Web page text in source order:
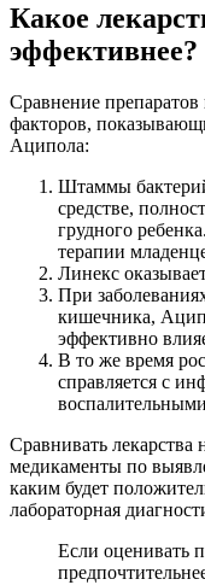
Какое
эффективнее?
Сравнение препаратов
факторов,
Аципола:
Штаммы
средстве,
грудного
терапии
Линекс
При
кишечника,
эффективно
В то же время
справляется с
Сравнивать
медикаменты по
каким будет
лабораторная
Если оценивать